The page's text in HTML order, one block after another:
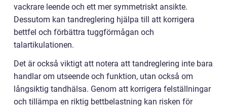
vackrare leende och ett mer symmetriskt ansikte.
Dessutom kan tandreglering hjälpa till att korrigera
bettfel och förbättra tuggförmågan och
talartikulationen.
Det är också viktigt att notera att tandreglering inte bara
handlar om utseende och funktion, utan också om
långsiktig tandhälsa. Genom att korrigera felställningar
och tillämpa en riktig bettbelastning kan risken för